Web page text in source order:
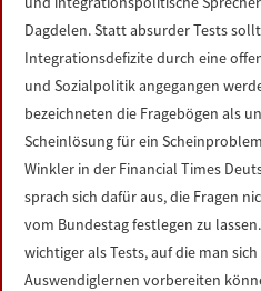
Dagdelen. Statt absurder Tests
Integrationsdefizite durch eine
und Sozialpolitik angegangen
bezeichneten die Fragebögen als
Scheinlösung für ein
Winkler in der Financial Times
sprach sich dafür aus, die Fragen
vom Bundestag festlegen zu
wichtiger als Tests, auf die man
Auswendiglernen vorbereiten